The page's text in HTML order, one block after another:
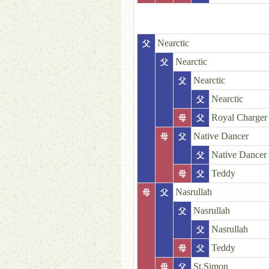
父 Nearctic
父 Nearctic
父 Nearctic
父 Nearctic
母 父 Royal Charger
母 父 Native Dancer
父 Native Dancer
母 父 Teddy
母 父 Nasrullah
父 Nasrullah
父 Nasrullah
母 父 Teddy
母 父 St.Simon